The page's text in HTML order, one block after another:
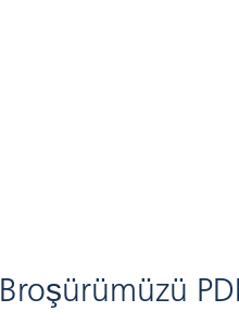
Broşürümüzü